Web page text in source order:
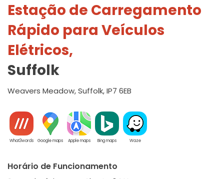
Estação de Carregamento
Rápido para Veículos
Elétricos,
Suffolk
Weavers Meadow, Suffolk, IP7 6EB
What3words Google maps Apple maps Bing maps Waze
Horário de Funcionamento